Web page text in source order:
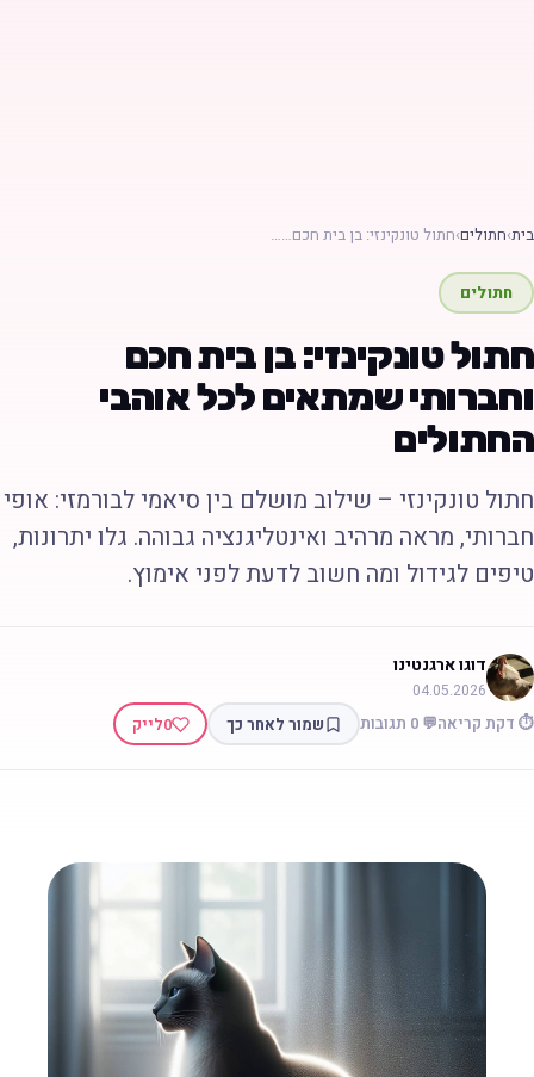
›חתולים›חתול טונקינזי: בן בית חכם……
חתולים
טונקינזי: בן בית חכם
שמתאים לכל אוהבי
טונקינזי – שילוב מושלם בין סיאמי לבורמזי: אופי
מראה מרהיב ואינטליגנציה גבוהה. גלו יתרונות,
לגידול ומה חשוב לדעת לפני אימוץ.
דוגו ארגנטינו
04.05.2026
דקת קריאה💬 0 תגובות שמור לאחר כך 0לייק